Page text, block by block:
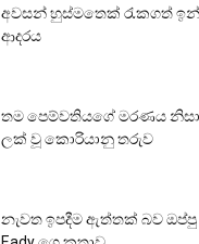
අවසන් හුස්මතෙක් රැකගත්
ආදරය
තම පෙම්වතියගේ මරණය නිසා
ලක් වූ කොරියානු තරුව
නැවත ඉපදීම ඇත්තක් බව ඔප්පු